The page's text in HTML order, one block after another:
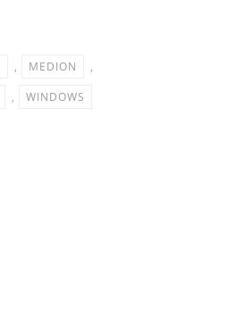
, MEDION
,
, WINDOWS